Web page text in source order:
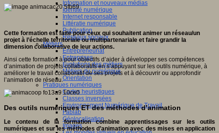
Information et nouveaux médias
Identité numérique
Internet responsable
Littératie numérique
Publication
Réseaux sociaux
Métiers
Entrepreneuriat
Entreprises
Evolutions des métiers
Métiers du numérique
Orientation
Pratiques numériques
Cartes heuristiques
Classes inversées
Environnement Numérique de Travail
Fablab
Géolocalisation
Images
Cette formation est faite pour ceux qui souhaitent animer un réseau/un
projet à l’échelle territoriale ou multipartenariale et faire grandir la
dimension collaborative de leur actions.
Ainsi cette formation à pour objectifs d’aider à développer ses compétences
d’animation de projets collaboratifs en s’appuyant sur les outils numérique, à
améliorer le travail collaboratif de ses projets et à découvrir ou approfondir
l’animation de réseau.
Des outils numériques ET des méthodes d’animation
Le contenu de la formation combine apprentissages sur les outils
numériques et sur les méthodes d’animation avec des mises en application